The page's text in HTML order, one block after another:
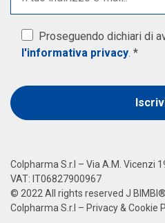
Proseguendo dichiari di
l'informativa privacy. *
Colpharma S.r.l – Via A.M. Vicenzi
VAT: IT06827900967
© 2022 All rights reserved J
Colpharma S.r.l – Privacy& Cookie